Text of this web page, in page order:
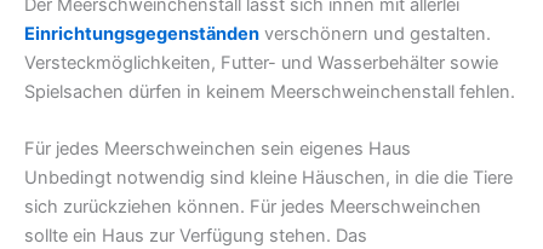
Der Meerschweinchenstall lässt sich innen mit allerlei
Einrichtungsgegenständen verschönern und gestalten.
Versteckmöglichkeiten, Futter- und Wasserbehälter sowie
Spielsachen dürfen in keinem Meerschweinchenstall fehlen.
Für jedes Meerschweinchen sein eigenes Haus
Unbedingt notwendig sind kleine Häuschen, in die die Tiere
sich zurückziehen können. Für jedes Meerschweinchen
sollte ein Haus zur Verfügung stehen. Das